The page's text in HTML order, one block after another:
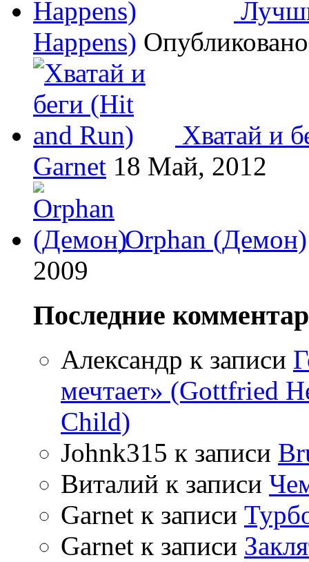
Happens)
Хватай и
Garnet 18 Май, 2012
Orphan (Демон)
2009
Последние
Александр к записи
мечтает» (Gottfried
Child)
Johnk315 к записи
Виталий к записи
Garnet к записи
Garnet к записи